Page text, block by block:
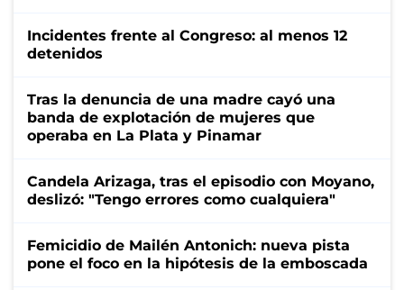
Incidentes frente al Congreso: al menos 12
detenidos
Tras la denuncia de una madre cayó una
banda de explotación de mujeres que
operaba en La Plata y Pinamar
Candela Arizaga, tras el episodio con Moyano,
deslizó: "Tengo errores como cualquiera"
Femicidio de Mailén Antonich: nueva pista
pone el foco en la hipótesis de la emboscada